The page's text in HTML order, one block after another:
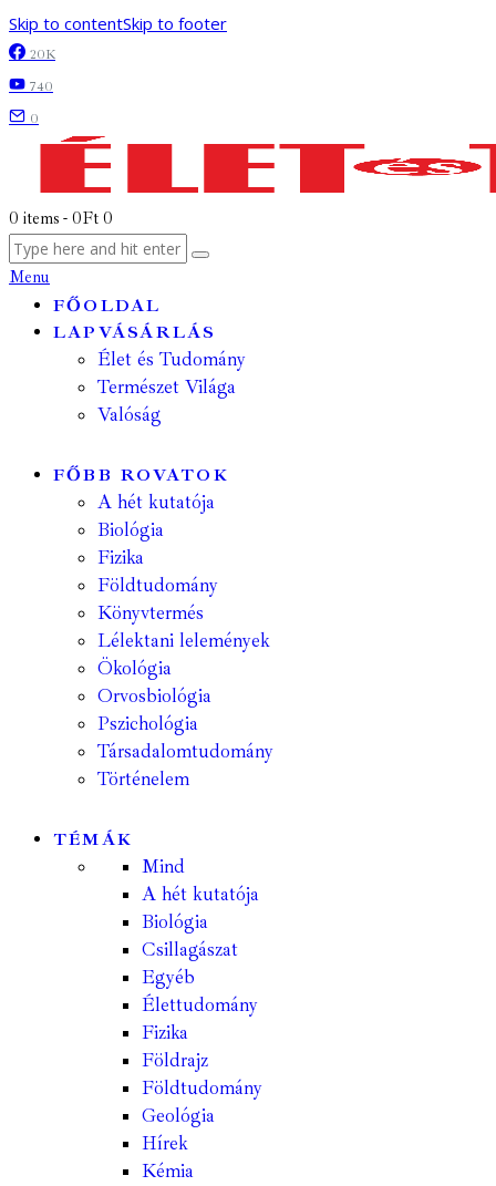
Skip to contentSkip to footer
20K
740
0
0 items - 0Ft 0
Menu
FŐOLDAL
LAPVÁSÁRLÁS
Élet és Tudomány
Természet Világa
Valóság
FŐBB ROVATOK
A hét kutatója
Biológia
Fizika
Földtudomány
Könyvtermés
Lélektani lelemények
Ökológia
Orvosbiológia
Pszichológia
Társadalomtudomány
Történelem
TÉMÁK
Mind
A hét kutatója
Biológia
Csillagászat
Egyéb
Élettudomány
Fizika
Földrajz
Földtudomány
Geológia
Hírek
Kémia